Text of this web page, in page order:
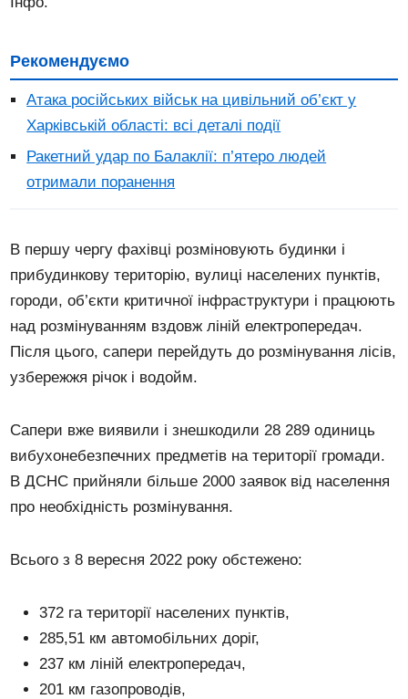
Рекомендуємо
Атака російських військ на цивільний об’єкт у
Харківській області: всі деталі події
Ракетний удар по Балаклії: п’ятеро людей
отримали поранення
В першу чергу фахівці розміновують будинки і
прибудинкову територію, вулиці населених пунктів,
городи, об’єкти критичної інфраструктури і працюють
над розмінуванням вздовж ліній електропередач.
Після цього, сапери перейдуть до розмінування лісів,
узбережжя річок і водойм.
Сапери вже виявили і знешкодили 28 289 одиниць
вибухонебезпечних предметів на території громади.
В ДСНС прийняли більше 2000 заявок від населення
про необхідність розмінування.
Всього з 8 вересня 2022 року обстежено:
372 га території населених пунктів,
285,51 км автомобільних доріг,
237 км ліній електропередач,
201 км газопроводів,